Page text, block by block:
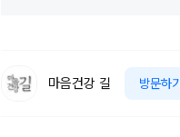
마음건강 길 방문하기